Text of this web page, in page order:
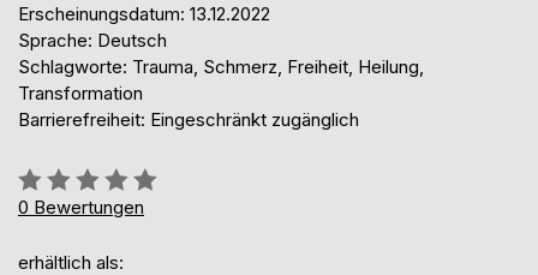
Erscheinungsdatum: 13.12.2022
Sprache: Deutsch
Schlagworte: Trauma, Schmerz, Freiheit, Heilung,
Transformation
Barrierefreiheit: Eingeschränkt zugänglich
Bewertung::
0%
0 Bewertungen
erhältlich als: